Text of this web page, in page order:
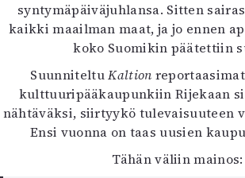
syntymäpäiväjuhlansa. Sitten
kaikki maailman maat, ja jo ennen
koko Suomikin päätettiin
SuunniteltuKaltion
kulttuuripääkaupunkiin Rijekaan
nähtäväksi, siirtyykö tulevaisuuteen
Ensi vuonna on taas uusien
Tähän väliin mainos: